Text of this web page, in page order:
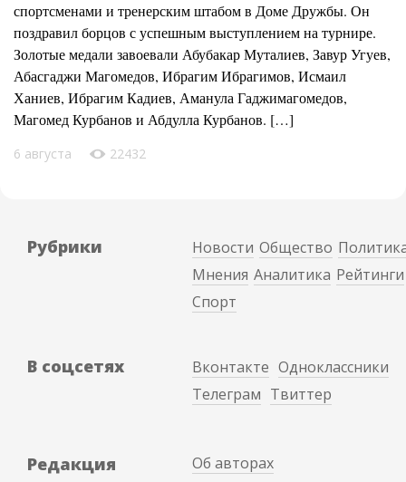
спортсменами и тренерским штабом в Доме Дружбы. Он
поздравил борцов с успешным выступлением на турнире.
Золотые медали завоевали Абубакар Муталиев, Завур Угуев,
Абасгаджи Магомедов, Ибрагим Ибрагимов, Исмаил
Ханиев, Ибрагим Кадиев, Аманула Гаджимагомедов,
Магомед Курбанов и Абдулла Курбанов. […]
6 августа 22432
Рубрики Новости Общество
Мнения Аналитика Рейтинги
Спорт
В соцсетях Вконтакте Одноклассники
Телеграм Твиттер
Редакция
Об авторах